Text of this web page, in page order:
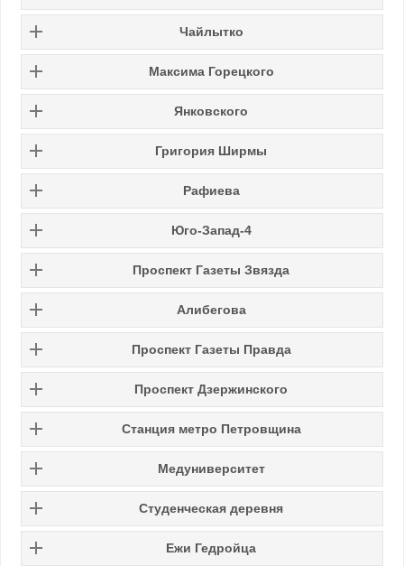
Чайлытко
Максима Горецкого
Янковского
Григория Ширмы
Рафиева
Юго-Запад-4
Проспект Газеты Звязда
Алибегова
Проспект Газеты Правда
Проспект Дзержинского
Станция метро Петровщина
Медуниверситет
Студенческая деревня
Ежи Гедройца